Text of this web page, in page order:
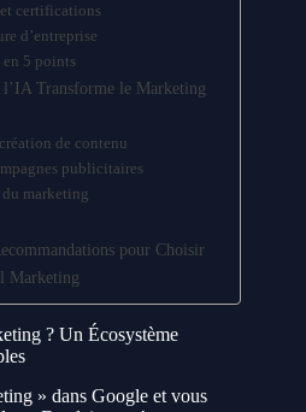
certifications
d’entreprise
5 points
l’IA Transforme le Marketing
de contenu
publicitaires
du marketing
pour Choisir
Marketing
? Un Écosystème
» dans Google et vous